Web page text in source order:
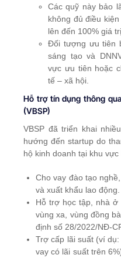
Các quỹ này bảo
không đủ điều
lên đến 100% giá
Đối tượng ưu tiên
sáng tạo và
vực ưu tiên hoặc
tế – xã hội.
Hỗ trợ tín dụng thông
(VBSP)
VBSP đã triển khai
hướng đến startup do
hộ kinh doanh tại khu
Cho vay đào tạo
và xuất khẩu lao động.
Hỗ trợ học tập, nhà ở
vùng xa, vùng đồng
định số 28/2022/NĐ-
Trợ cấp lãi suất (ví
vay có lãi suất trên